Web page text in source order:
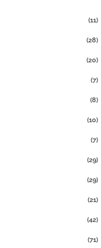
(11)
(28)
(20)
(7)
(8)
(10)
(7)
(29)
(29)
(21)
(42)
(71)